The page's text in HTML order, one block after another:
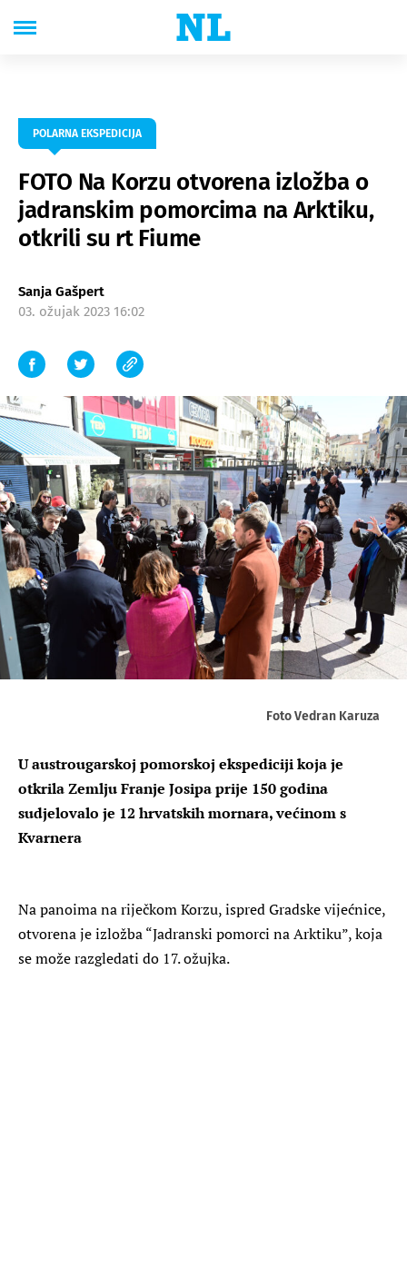
POLARNA EKSPEDICIJA
FOTO Na Korzu otvorena izložba o
jadranskim pomorcima na Arktiku,
otkrili su rt Fiume
Sanja Gašpert
03. ožujak 2023 16:02
Foto Vedran Karuza
U austrougarskoj pomorskoj ekspediciji koja je
otkrila Zemlju Franje Josipa prije 150 godina
sudjelovalo je 12 hrvatskih mornara, većinom s
Kvarnera
Na panoima na riječkom Korzu, ispred Gradske vijećnice,
otvorena je izložba “Jadranski pomorci na Arktiku”, koja
se može razgledati do 17. ožujka.